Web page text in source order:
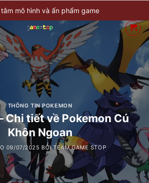
mô hình và ấn phẩm game
THÔNG TIN POKEMON
Chi tiết về Pokemon Cú
Khôn Ngoan
09/07/2025 BỞITEAM GAME STOP